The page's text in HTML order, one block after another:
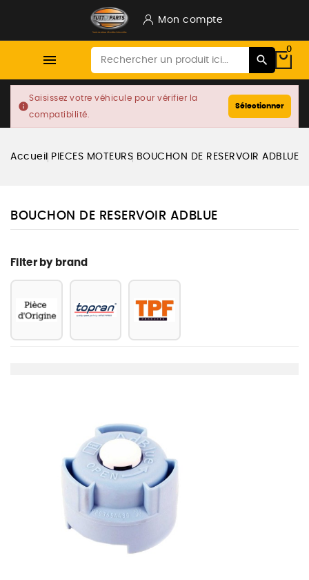
Mon compte

0
info
Saisissez votre véhicule pour vérifier la
compatibilité.
Sélectionner
Accueil PIECES MOTEURS BOUCHON DE RESERVOIR ADBLUE
BOUCHON DE RESERVOIR ADBLUE
Filter by brand